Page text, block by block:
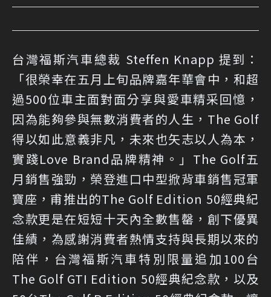
台灣福斯汽車總裁 Steffen Knapp 提到：
「很榮幸在五月上旬品牌嘉年華會中，和超
過500位車主面對面分享與愛車精采回憶，
因為能夠參與無數消費者的人生，The Golf
得以如此意義非凡，未來也矢志以人為本，
實踐Love Brand品牌精神。」The Golf五
月銷售強勁，榮登進口中型掀背車銷售冠軍
寶座，甫推出的The Golf Edition 50經典紀
念款更是在短短十天內全數售罄，創下優異
佳績，為感謝消費者熱情支持與長期以來的
陪伴，台灣福斯汽車特別限量追加100台
The Golf GTI Edition 50經典紀念款，以及